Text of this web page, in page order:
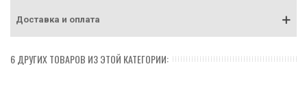
Доставка и оплата
6 ДРУГИХ ТОВАРОВ ИЗ ЭТОЙ КАТЕГОРИИ: